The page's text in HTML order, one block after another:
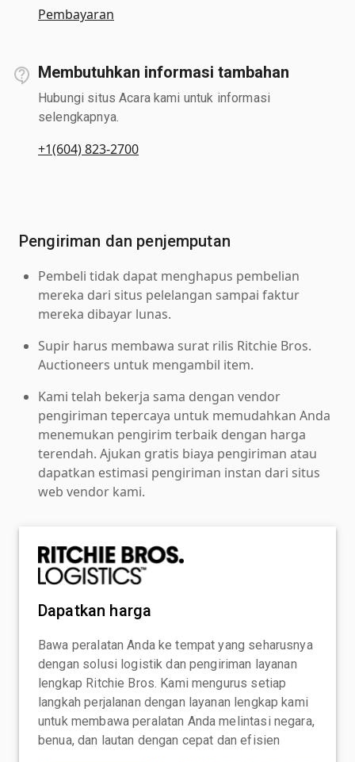
Pembayaran
Membutuhkan informasi tambahan
Hubungi situs Acara kami untuk informasi
selengkapnya.
+1(604) 823-2700
Pengiriman dan penjemputan
Pembeli tidak dapat menghapus pembelian
mereka dari situs pelelangan sampai faktur
mereka dibayar lunas.
Supir harus membawa surat rilis Ritchie Bros.
Auctioneers untuk mengambil item.
Kami telah bekerja sama dengan vendor
pengiriman tepercaya untuk memudahkan Anda
menemukan pengirim terbaik dengan harga
terendah. Ajukan gratis biaya pengiriman atau
dapatkan estimasi pengiriman instan dari situs
web vendor kami.
Dapatkan harga
Bawa peralatan Anda ke tempat yang seharusnya
dengan solusi logistik dan pengiriman layanan
lengkap Ritchie Bros. Kami mengurus setiap
langkah perjalanan dengan layanan lengkap kami
untuk membawa peralatan Anda melintasi negara,
benua, dan lautan dengan cepat dan efisien